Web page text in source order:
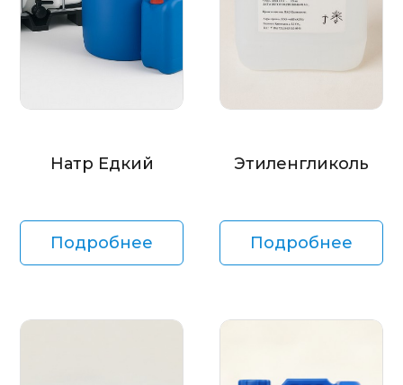
Натр Едкий
Подробнее
Этиленгликоль
Подробнее